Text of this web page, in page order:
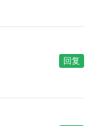
回复